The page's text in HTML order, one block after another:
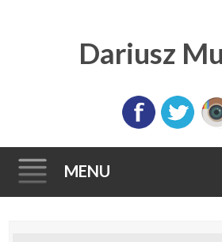
Dariusz
MENU